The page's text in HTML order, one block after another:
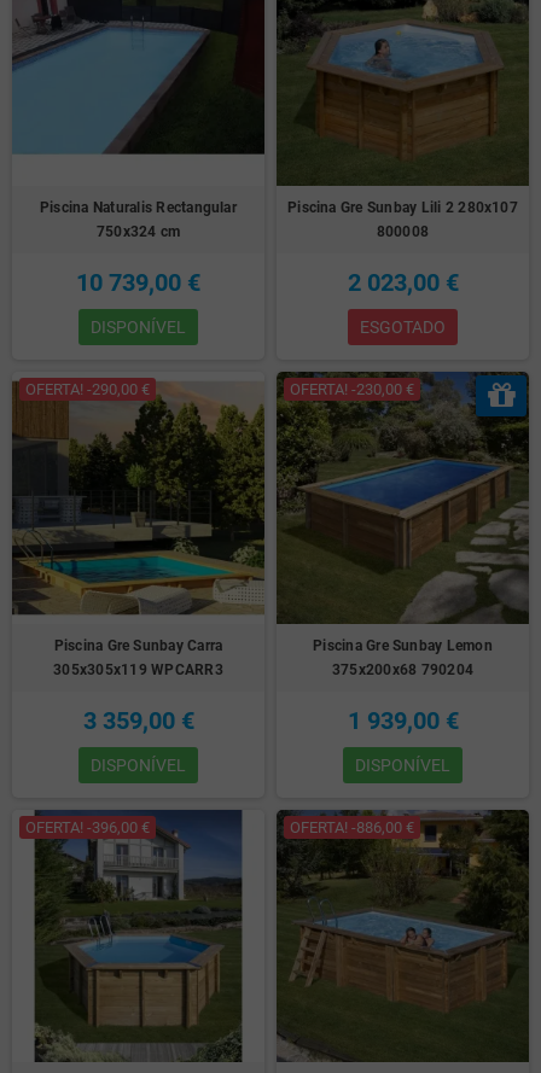
Piscina Naturalis Rectangular
750x324 cm
10 739,00 €
DISPONÍVEL
Piscina Gre Sunbay Lili 2 280x107
800008
2 023,00 €
ESGOTADO
OFERTA! -290,00 €
Piscina Gre Sunbay Carra
305x305x119 WPCARR3
3 359,00 €
DISPONÍVEL
OFERTA! -230,00 €
Piscina Gre Sunbay Lemon
375x200x68 790204
1 939,00 €
DISPONÍVEL
OFERTA! -396,00 € OFERTA! -886,00 €